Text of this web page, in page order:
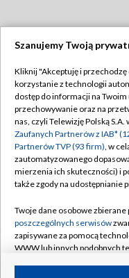
Abonament TVP
Emisja w TVP
Centrum informacji
Naziemna Telewizja
Rada Programowa
System NOS
Informacje o nadawcy
Szanujemy Twoją
Kliknij "Akceptuję i
korzystanie z technologii
dostęp do informacji na
przechowywanie oraz na
nas, czyli Telewizję Polską
Zaufanych Partnerów z IAB*
Partnerów TVP (93 firm), w
zautomatyzowanego
mierzenia ich skuteczności) i
także zgody na udostępnianie
Twoje dane osobowe
poszczególnych serwisów
zapisywane za pomocą
WWW lub innych podobnych